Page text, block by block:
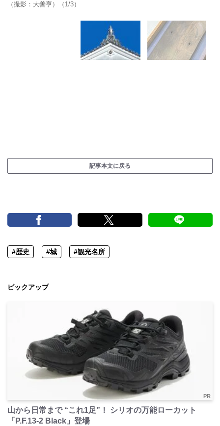
（撮影：大善亨）（1/3）
記事本文に戻る
#歴史 #城 #観光名所
ピックアップ
PR
山から日常まで “これ1足”！ シリオの万能ローカット
「P.F.13-2 Black」登場